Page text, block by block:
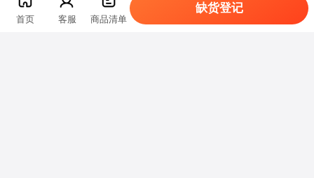
首页 客服 商品清单
缺货登记